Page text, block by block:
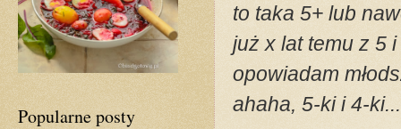
to taka 5+ lub
już x lat temu z 5
opowiadam
ahaha, 5-ki i 4-
Popularne posty